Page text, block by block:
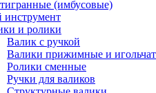
(имбусовые)
и ролики
Валик с ручкой
Валики прижимные и
Ролики сменные
Ручки для валиков